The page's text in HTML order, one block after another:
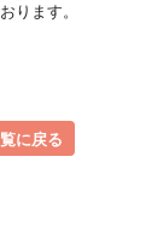
ります。
に戻る